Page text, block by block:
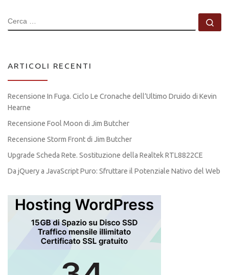
CERCA
ARTICOLI RECENTI
Recensione In Fuga. Ciclo Le Cronache dell’Ultimo Druido di Kevin
Hearne
Recensione Fool Moon di Jim Butcher
Recensione Storm Front di Jim Butcher
Upgrade Scheda Rete. Sostituzione della Realtek RTL8822CE
Da jQuery a JavaScript Puro: Sfruttare il Potenziale Nativo del Web